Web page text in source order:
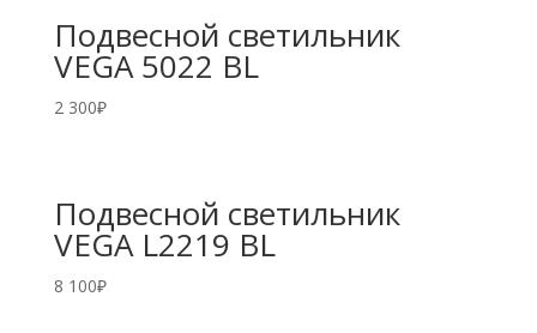
Подвесной светильник
VEGA 5022 BL
2 300₽
Подвесной светильник
VEGA L2219 BL
8 100₽